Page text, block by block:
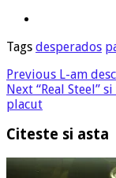
Tags desperados
Previous L-am
Next “Real Steel”
placut
Citeste si asta